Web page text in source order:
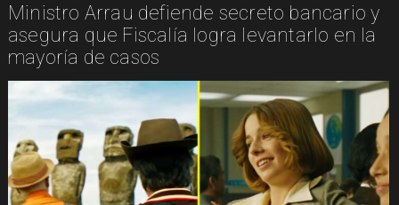
Ministro Arrau defiende secreto bancario y
asegura que Fiscalía logra levantarlo en la
mayoría de casos